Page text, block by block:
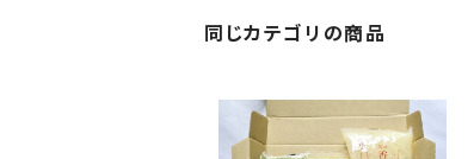
同じカテゴリの商品